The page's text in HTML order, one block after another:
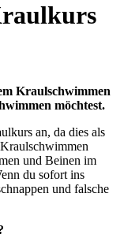
Kraulschwimmen
möchtest.
an, da dies als
und Beinen im
du sofort ins
und falsche